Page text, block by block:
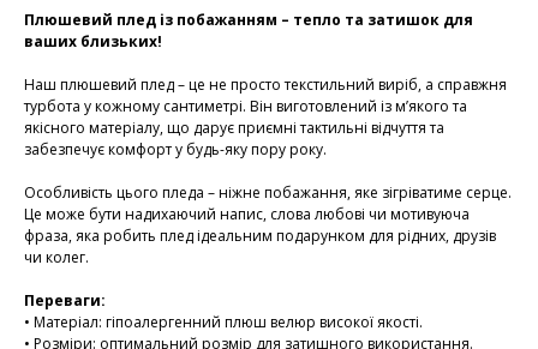
Плюшевий плед із побажанням – тепло та затишок для
ваших близьких!
Наш плюшевий плед – це не просто текстильний виріб, а справжня
турбота у кожному сантиметрі. Він виготовлений із м’якого та
якісного матеріалу, що дарує приємні тактильні відчуття та
забезпечує комфорт у будь-яку пору року.
Особливість цього пледа – ніжне побажання, яке зігріватиме серце.
Це може бути надихаючий напис, слова любові чи мотивуюча
фраза, яка робить плед ідеальним подарунком для рідних, друзів
чи колег.
Переваги:
• Матеріал: гіпоалергенний плюш велюр високої якості.
• Розміри: оптимальний розмір для затишного використання.